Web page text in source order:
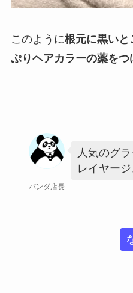
このように根元に黒いと
ぷりヘアカラーの薬をつ
パンダ店長
人気のグ
レイヤー